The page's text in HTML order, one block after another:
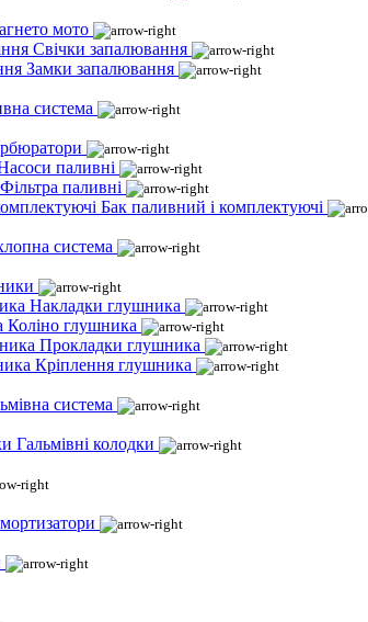
мото
Свічки запалювання
Замки запалювання
система
паливні
Фільтра паливні
Бак паливний і комплектуючі
система
Накладки глушника
Коліно глушника
Прокладки глушника
Кріплення глушника
система
Гальмівні колодки